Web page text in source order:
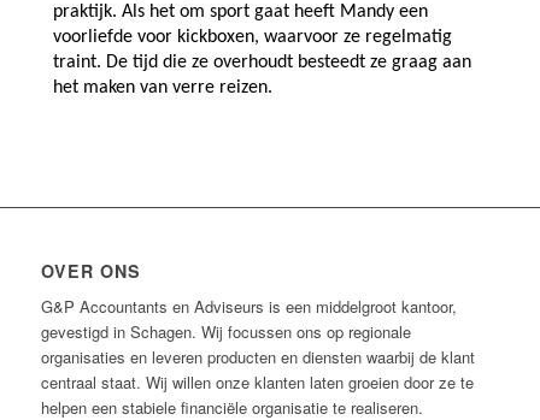
praktijk. Als het om sport gaat heeft Mandy een
voorliefde voor kickboxen, waarvoor ze regelmatig
traint. De tijd die ze overhoudt besteedt ze graag aan
het maken van verre reizen.
OVER ONS
G&P Accountants en Adviseurs is een middelgroot kantoor,
gevestigd in Schagen. Wij focussen ons op regionale
organisaties en leveren producten en diensten waarbij de klant
centraal staat. Wij willen onze klanten laten groeien door ze te
helpen een stabiele financiële organisatie te realiseren.